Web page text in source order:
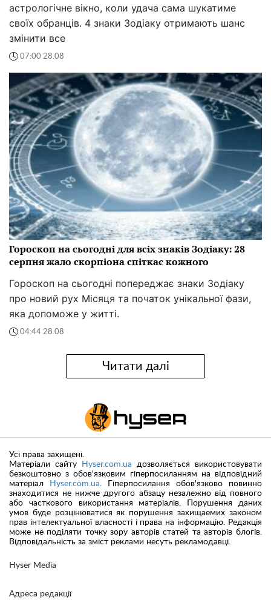
астрологічне вікно, коли удача сама шукатиме
своїх обранців. 4 знаки Зодіаку отримають шанс
змінити все
07:00 28.08
Гороскоп на сьогодні для всіх знаків Зодіаку: 28
серпня жало скорпіона спіткає кожного
Гороскоп на сьогодні попереджає знаки Зодіаку
про новий рух Місяця та початок унікальної фази,
яка допоможе у житті.
04:44 28.08
Читати далі
Hyser Media
Адреса редакції
Усі права захищені.
Матеріали сайту
Hyser.com.ua дозволяється використовувати
безкоштовно з обов'язковим гіперпосиланням на відповідний
матеріал
Hyser.com.ua. Гіперпосилання обов'язково повинно
знаходитися не нижче другого абзацу незалежно від повного
або часткового використання матеріалів. Порушення даних
умов буде розцінюватися як порушення захищаемих законом
прав інтелектуальної власності і права на інформацію. Редакція
може не поділяти точку зору авторів статей та авторів блогів.
Відповідальність за зміст реклами несуть рекламодавці.